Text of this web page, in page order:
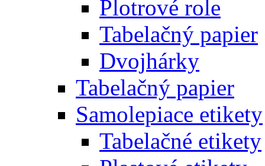
Plotrové role
Tabelačný papier
Dvojhárky
Tabelačný papier
Samolepiace etikety
Tabelačné etikety